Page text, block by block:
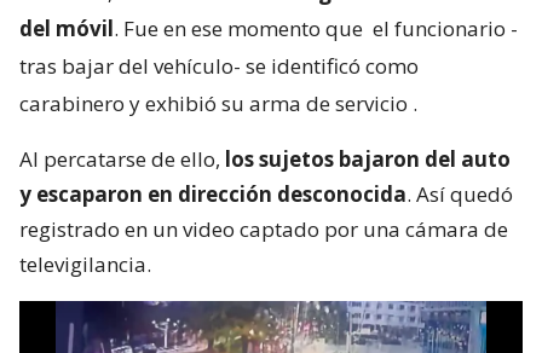
del móvil. Fue en ese momento que el funcionario -
tras bajar del vehículo- se identificó como
carabinero y exhibió su arma de servicio .
Al percatarse de ello, los sujetos bajaron del auto
y escaparon en dirección desconocida. Así quedó
registrado en un video captado por una cámara de
televigilancia.